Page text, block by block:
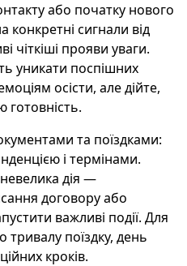
або початку нового
конкретні сигнали від
чіткіші прояви уваги.
уникати поспішних
осісти, але дійте,
готовність.
та поїздками:
і термінами.
дія —
договору або
важливі події. Для
тривалу поїздку, день
кроків.